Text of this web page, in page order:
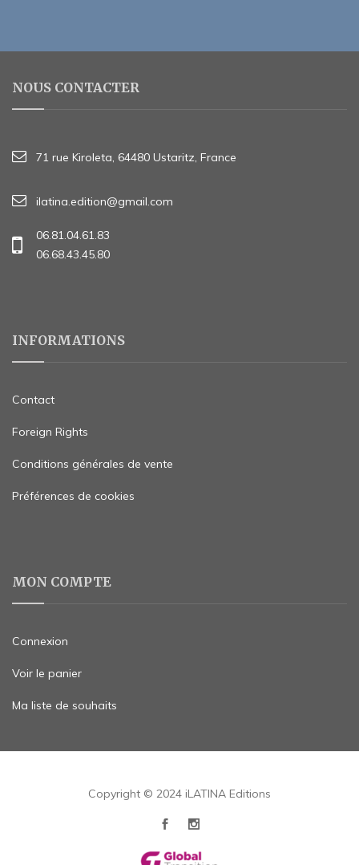
NOUS CONTACTER
71 rue Kiroleta, 64480 Ustaritz, France
ilatina.edition@gmail.com
06.81.04.61.83
06.68.43.45.80
INFORMATIONS
Contact
Foreign Rights
Conditions générales de vente
Préférences de cookies
MON COMPTE
Connexion
Voir le panier
Ma liste de souhaits
Copyright © 2024 iLATINA Editions